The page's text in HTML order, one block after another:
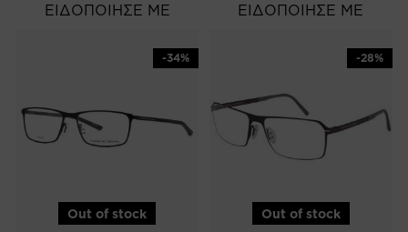
ΕΙΔΟΠΟΙΗΣΕ ΜΕ ΕΙΔΟΠΟΙΗΣΕ ΜΕ
-34%
Out of stock
-28%
Out of stock